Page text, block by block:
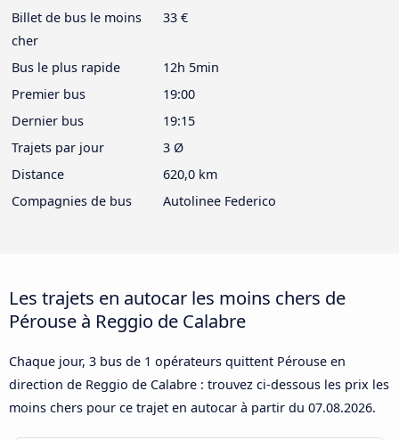
Billet de bus le moins
cher
33 €
Bus le plus rapide
12h 5min
Premier bus
19:00
Dernier bus
19:15
Trajets par jour
3 Ø
Distance
620,0 km
Compagnies de bus
Autolinee Federico
Les trajets en autocar les moins chers de
Pérouse à Reggio de Calabre
Chaque jour, 3 bus de 1 opérateurs quittent Pérouse en
direction de Reggio de Calabre : trouvez ci-dessous les prix les
moins chers pour ce trajet en autocar à partir du 07.08.2026.